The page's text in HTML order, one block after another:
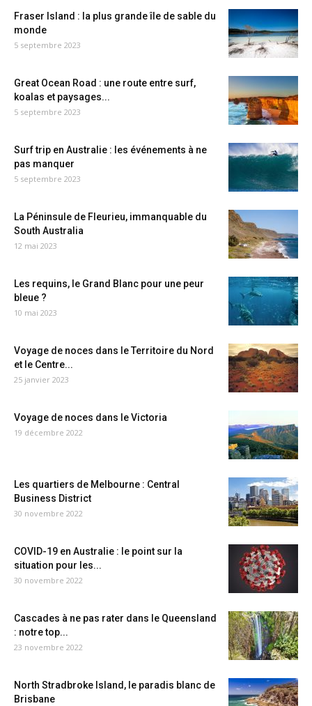
Fraser Island : la plus grande île de sable du
monde
5 septembre 2023
Great Ocean Road : une route entre surf,
koalas et paysages...
5 septembre 2023
Surf trip en Australie : les événements à ne
pas manquer
5 septembre 2023
La Péninsule de Fleurieu, immanquable du
South Australia
12 mai 2023
Les requins, le Grand Blanc pour une peur
bleue ?
10 mai 2023
Voyage de noces dans le Territoire du Nord
et le Centre...
25 janvier 2023
Voyage de noces dans le Victoria
19 décembre 2022
Les quartiers de Melbourne : Central
Business District
30 novembre 2022
COVID-19 en Australie : le point sur la
situation pour les...
30 novembre 2022
Cascades à ne pas rater dans le Queensland
: notre top...
23 novembre 2022
North Stradbroke Island, le paradis blanc de
Brisbane